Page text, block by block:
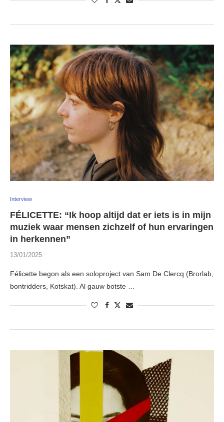
Interview
FÉLICETTE: “Ik hoop altijd dat er iets is in mijn
muziek waar mensen zichzelf of hun ervaringen
in herkennen”
13/01/2025
Félicette begon als een soloproject van Sam De Clercq (Brorlab,
bontridders, Kotskat). Al gauw botste …